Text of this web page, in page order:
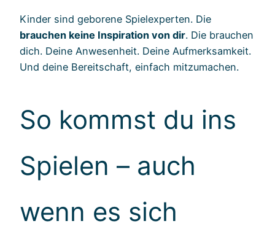
Kinder sind geborene Spielexperten. Die
brauchen keine Inspiration von dir. Die brauchen
dich. Deine Anwesenheit. Deine Aufmerksamkeit.
Und deine Bereitschaft, einfach mitzumachen.
So kommst du ins
Spielen – auch
wenn es sich